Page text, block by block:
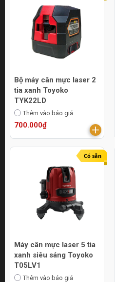
Bộ máy cân mực laser 2
tia xanh Toyoko
TYK22LD
Thêm vào báo giá
700.000₫
Có sẵn
Máy cân mực laser 5 tia
xanh siêu sáng Toyoko
T05LV1
Thêm vào báo giá